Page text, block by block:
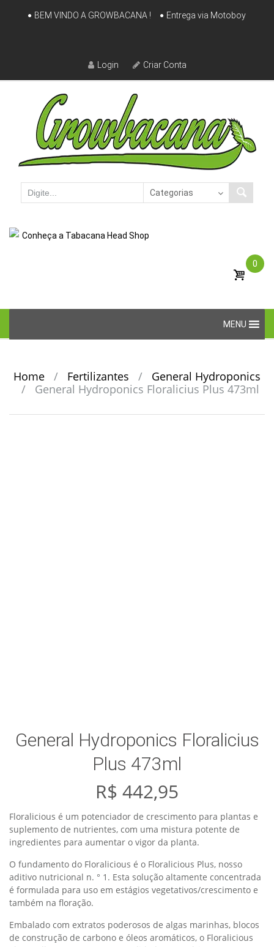
Skip
BEM VINDO A GROWBACANA ! Entrega via Motoboy
Login Criar Conta
Conheça a Tabacana Head Shop
0
content
MENU
Home / Fertilizantes /
General Hydroponics
/
General Hydroponics Floralicius Plus 473ml
General Hydroponics Floralicius
Plus 473ml
R$ 442,95
Floralicious é um potenciador de crescimento para plantas e
suplemento de nutrientes, com uma mistura potente de
ingredientes para aumentar o vigor da planta.
O fundamento do Floralicious é o Floralicious Plus, nosso
aditivo nutricional n. ° 1. Esta solução altamente concentrada
é formulada para uso em estágios vegetativos/crescimento e
também na floração.
Embalado com extratos poderosos de algas marinhas, blocos
de construção de carbono e óleos aromáticos, o Floralicious